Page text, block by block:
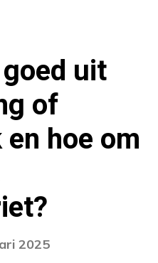
uit
of
hoe om
2025